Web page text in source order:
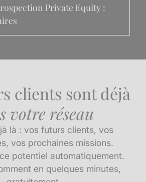
Private Equity :
clients sont déjà
votre réseau
là : vos futurs clients, vos
vos prochaines missions.
potentiel automatiquement.
en quelques minutes,